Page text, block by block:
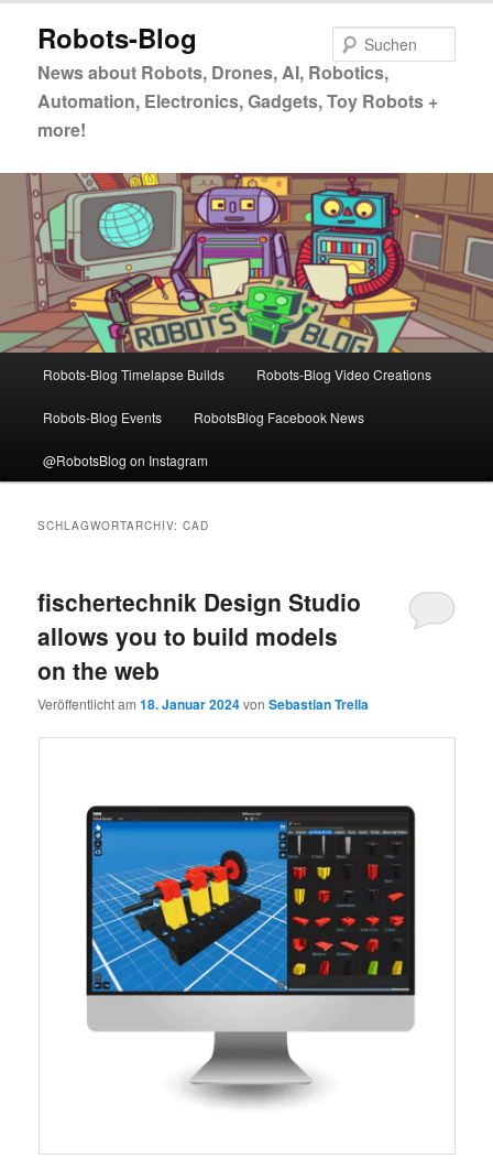
primären
springen
sekundären
springen
Robots-Blog
News about Robots, Drones, AI, Robotics,
Automation, Electronics, Gadgets, Toy Robots +
more!
Robots-Blog Timelapse Builds Robots-Blog Video Creations
Robots-Blog Events RobotsBlog Facebook News
@RobotsBlog on Instagram
SCHLAGWORTARCHIV:CAD
fischertechnik Design Studio
allows you to build models
on the web
Veröffentlicht am18. Januar 2024vonSebastian Trella